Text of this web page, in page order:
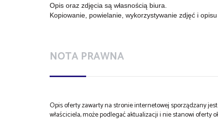
Opis oraz zdjęcia są własnością biura.
Kopiowanie, powielanie, wykorzystywanie zdjęć i
NOTA PRAWNA
Opis oferty zawarty na stronie internetowej sporządzany
właściciela, może podlegać aktualizacji i nie stanowi oferty